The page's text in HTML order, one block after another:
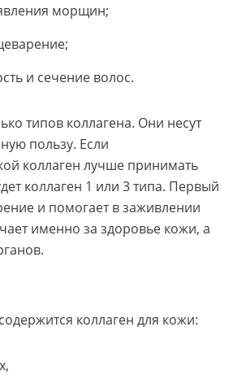
морщин;
и сечение волос.
типов коллагена. Они несут
пользу. Если
коллаген лучше принимать
коллаген 1 или 3 типа. Первый
и помогает в заживлении
именно за здоровье кожи, а
коллаген для кожи: